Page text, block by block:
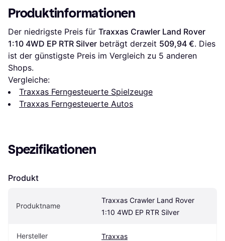
Produktinformationen
Der niedrigste Preis für Traxxas Crawler Land Rover
1:10 4WD EP RTR Silver beträgt derzeit 509,94 €. Dies
ist der günstigste Preis im Vergleich zu 5 anderen
Shops.
Vergleiche:
Traxxas Ferngesteuerte Spielzeuge
Traxxas Ferngesteuerte Autos
Spezifikationen
Produkt
Produktname
Traxxas Crawler Land Rover
1:10 4WD EP RTR Silver
Hersteller Traxxas